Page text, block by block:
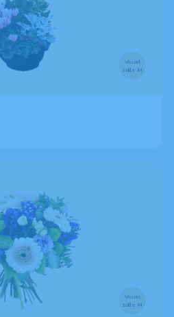
Visuel
taille M
Visuel
taille M